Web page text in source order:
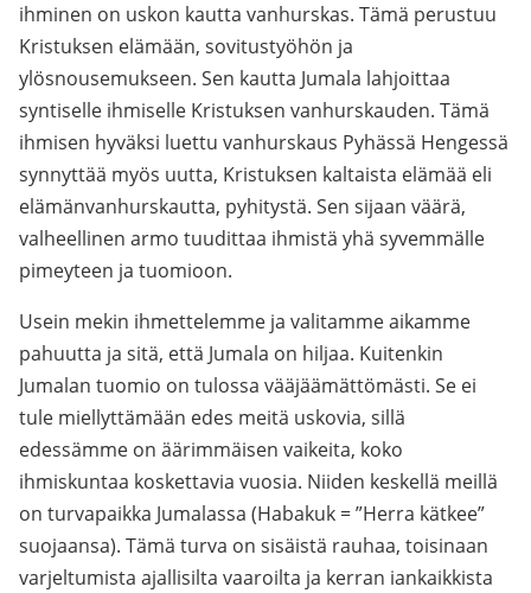
ihminen on uskon kautta vanhurskas. Tämä perustuu
Kristuksen elämään, sovitustyöhön ja
ylösnousemukseen. Sen kautta Jumala lahjoittaa
syntiselle ihmiselle Kristuksen vanhurskauden. Tämä
ihmisen hyväksi luettu vanhurskaus Pyhässä Hengessä
synnyttää myös uutta, Kristuksen kaltaista elämää eli
elämänvanhurskautta, pyhitystä. Sen sijaan väärä,
valheellinen armo tuudittaa ihmistä yhä syvemmälle
pimeyteen ja tuomioon.
Usein mekin ihmettelemme ja valitamme aikamme
pahuutta ja sitä, että Jumala on hiljaa. Kuitenkin
Jumalan tuomio on tulossa vääjäämättömästi. Se ei
tule miellyttämään edes meitä uskovia, sillä
edessämme on äärimmäisen vaikeita, koko
ihmiskuntaa koskettavia vuosia. Niiden keskellä meillä
on turvapaikka Jumalassa (Habakuk = ”Herra kätkee”
suojaansa). Tämä turva on sisäistä rauhaa, toisinaan
varjeltumista ajallisilta vaaroilta ja kerran iankaikkista